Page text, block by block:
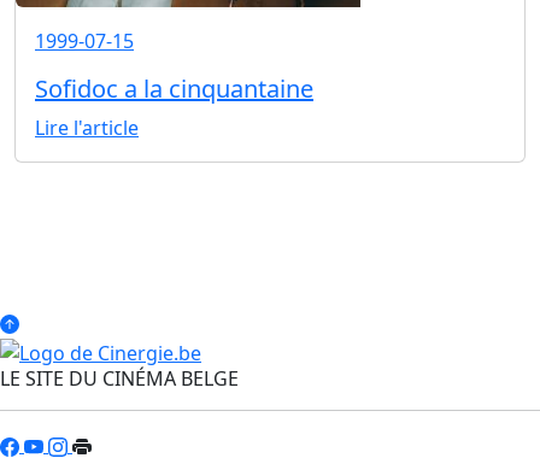
1999-07-15
Sofidoc a la cinquantaine
Lire l'article
LE SITE DU CINÉMA BELGE